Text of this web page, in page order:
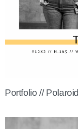
Portfolio // Polaroid